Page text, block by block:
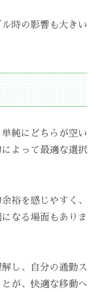
時の影響も大きい
純にどちらが空い
よって最適な選択
裕を感じやすく、
なる場面もありま
し、自分の通勤ス
が、快適な移動へ